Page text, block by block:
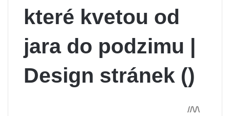
které kvetou od
jara do podzimu |
Design stránek ()